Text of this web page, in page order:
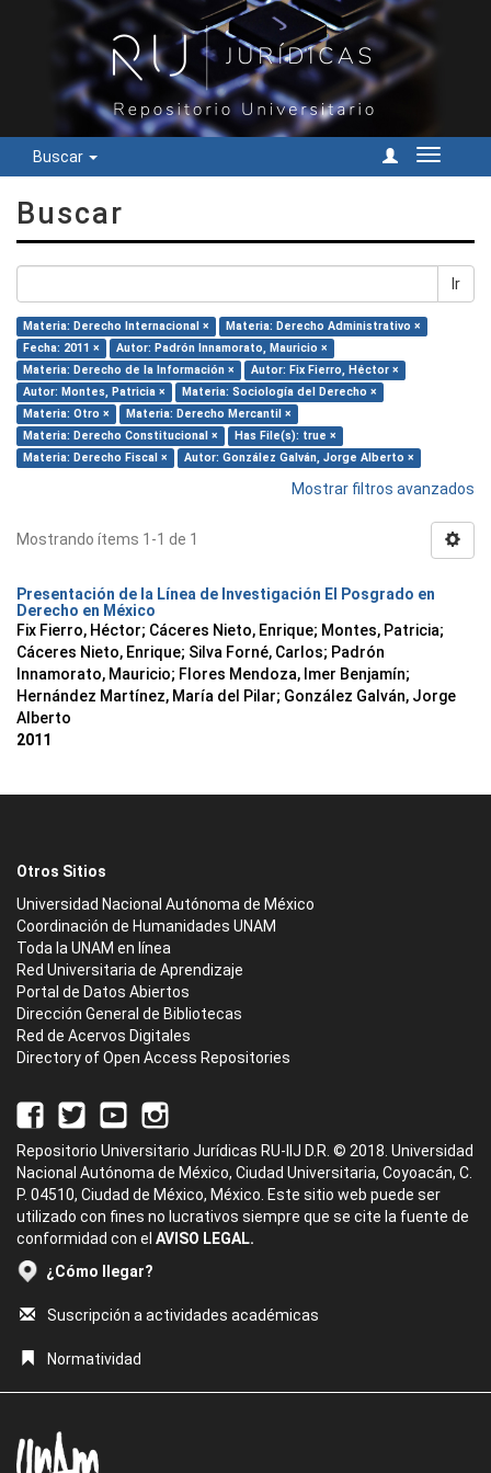
Buscar
Cambiar
Buscar
Ir
Materia: Derecho Internacional ×
Materia: Derecho Administrativo ×
Fecha: 2011 ×
Autor: Padrón Innamorato, Mauricio ×
Materia: Derecho de la Información ×
Autor: Fix Fierro, Héctor ×
Autor: Montes, Patricia ×
Materia: Sociología del Derecho ×
Materia: Otro ×
Materia: Derecho Mercantil ×
Materia: Derecho Constitucional ×
Has File(s): true ×
Materia: Derecho Fiscal ×
Autor: González Galván, Jorge Alberto ×
Mostrar filtros avanzados
Mostrando ítems 1-1 de 1
Presentación de la Línea de Investigación El Posgrado en
Derecho en México
Fix Fierro, Héctor; Cáceres Nieto, Enrique; Montes, Patricia;
Cáceres Nieto, Enrique; Silva Forné, Carlos; Padrón
Innamorato, Mauricio; Flores Mendoza, Imer Benjamín;
Hernández Martínez, María del Pilar; González Galván, Jorge
Alberto
2011
Otros Sitios
Universidad Nacional Autónoma de México
Coordinación de Humanidades UNAM
Toda la UNAM en línea
Red Universitaria de Aprendizaje
Portal de Datos Abiertos
Dirección General de Bibliotecas
Red de Acervos Digitales
Directory of Open Access Repositories
Repositorio Universitario Jurídicas RU-IIJ D.R. © 2018. Universidad
Nacional Autónoma de México, Ciudad Universitaria, Coyoacán, C.
P. 04510, Ciudad de México, México. Este sitio web puede ser
utilizado con fines no lucrativos siempre que se cite la fuente de
conformidad con el AVISO LEGAL.
¿Cómo llegar?
Suscripción a actividades académicas
Normatividad